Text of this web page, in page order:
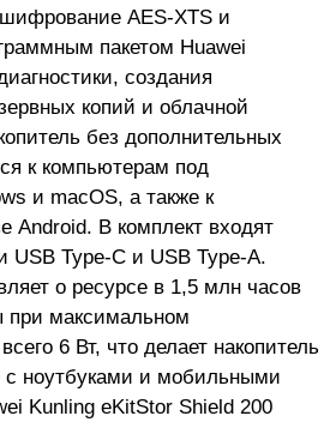
AES-XTS и
пакетом Huawei
создания
копий и облачной
без дополнительных
к компьютерам под
и macOS, а также к
Android. В комплект входят
USB Type-C и USB Type-A.
о ресурсе в 1,5 млн часов
при максимальном
6 Вт, что делает накопитель
ноутбуками и мобильными
Kunling eKitStor Shield 200